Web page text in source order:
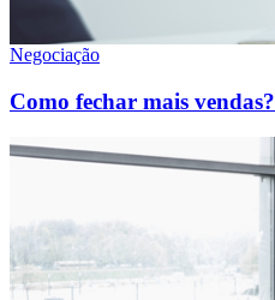
Negociação
Como fechar mais vendas?